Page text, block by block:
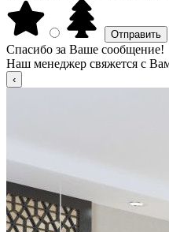
Спасибо за Ваше сообщение!
Наш менеджер свяжется с